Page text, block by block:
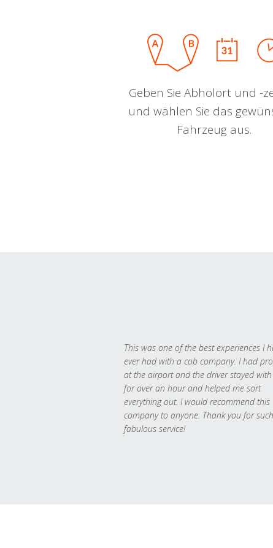
Geben Sie Abholort und -
und wählen Sie das
Fahrzeug aus.
This was one of the best experiences I
ever had with a cab company. I had
at the airport and the driver stayed
for over an hour and helped me sort
everything out. I would recommend this
company to anyone. Thank you for such
fabulous service!